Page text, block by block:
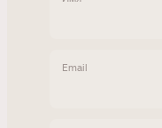
Email